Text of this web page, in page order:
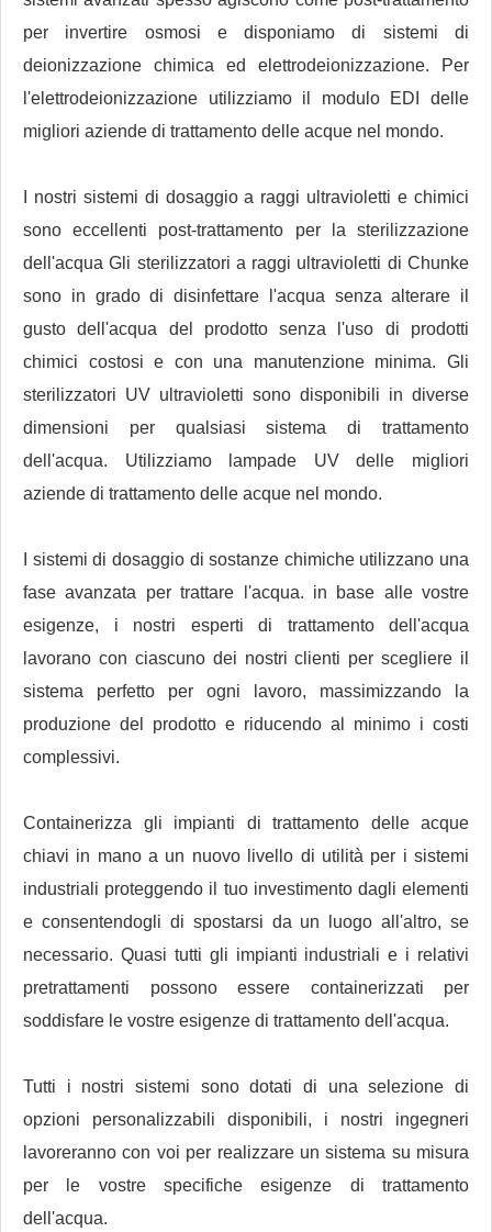
per invertire osmosi e disponiamo di sistemi di
deionizzazione chimica ed elettrodeionizzazione. Per
l'elettrodeionizzazione utilizziamo il modulo EDI delle
migliori aziende di trattamento delle acque nel mondo.
I nostri sistemi di dosaggio a raggi ultravioletti e chimici
sono eccellenti post-trattamento per la sterilizzazione
dell'acqua Gli sterilizzatori a raggi ultravioletti di Chunke
sono in grado di disinfettare l'acqua senza alterare il
gusto dell'acqua del prodotto senza l'uso di prodotti
chimici costosi e con una manutenzione minima. Gli
sterilizzatori UV ultravioletti sono disponibili in diverse
dimensioni per qualsiasi sistema di trattamento
dell'acqua. Utilizziamo lampade UV delle migliori
aziende di trattamento delle acque nel mondo.
I sistemi di dosaggio di sostanze chimiche utilizzano una
fase avanzata per trattare l'acqua. in base alle vostre
esigenze, i nostri esperti di trattamento dell'acqua
lavorano con ciascuno dei nostri clienti per scegliere il
sistema perfetto per ogni lavoro, massimizzando la
produzione del prodotto e riducendo al minimo i costi
complessivi.
Containerizza gli impianti di trattamento delle acque
chiavi in ​​mano a un nuovo livello di utilità per i sistemi
industriali proteggendo il tuo investimento dagli elementi
e consentendogli di spostarsi da un luogo all'altro, se
necessario. Quasi tutti gli impianti industriali e i relativi
pretrattamenti possono essere containerizzati per
soddisfare le vostre esigenze di trattamento dell'acqua.
Tutti i nostri sistemi sono dotati di una selezione di
opzioni personalizzabili disponibili, i nostri ingegneri
lavoreranno con voi per realizzare un sistema su misura
per le vostre specifiche esigenze di trattamento
dell'acqua.